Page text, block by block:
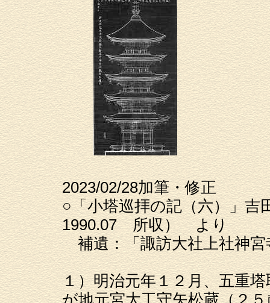
2023/02/28加筆・修正
○「小塔巡拝の記（六）」吉
1990.07 所収） より
補遺：「諏訪大社上社神宮
１）明治元年１２月、五重
が地元宮大工守矢松蔵（２